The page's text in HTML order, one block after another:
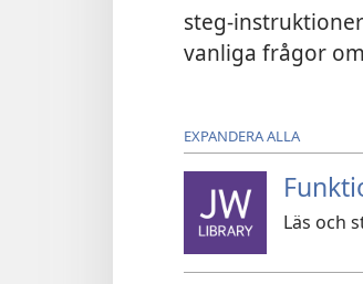
steg-
vanliga frågor
EXPANDERA ALLA
Läs och